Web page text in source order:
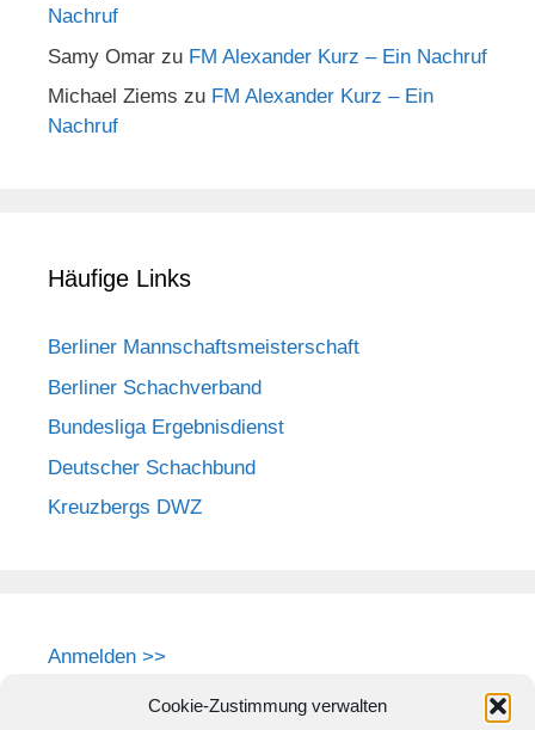
Cookie-Zustimmung verwalten
Nachruf
Samy Omar zu FM Alexander Kurz – Ein Nachruf
Michael Ziems zu FM Alexander Kurz – Ein
Nachruf
Häufige Links
Berliner Mannschaftsmeisterschaft
Berliner Schachverband
Bundesliga Ergebnisdienst
Deutscher Schachbund
Kreuzbergs DWZ
Anmelden >>